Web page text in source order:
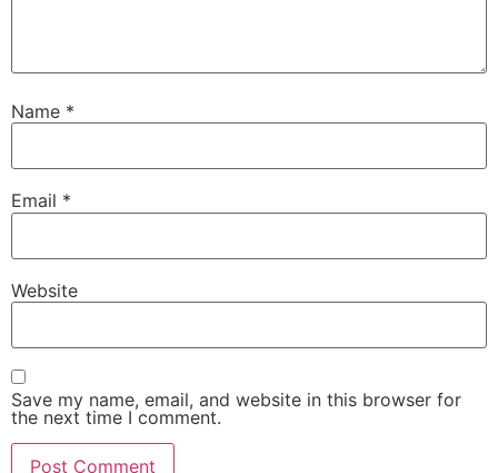
Name *
Email *
Website
Save my name, email, and website in this browser for
the next time I comment.